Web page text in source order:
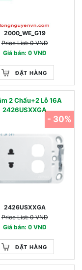
2000_WE_G19
Price List: 0 VNĐ
Giá bán: 0 VNĐ
ĐẶT HÀNG
2 Chấu+2 Lỗ 16A
2426USXXGA
2426USXXGA
Price List: 0 VNĐ
Giá bán: 0 VNĐ
ĐẶT HÀNG
- 30%